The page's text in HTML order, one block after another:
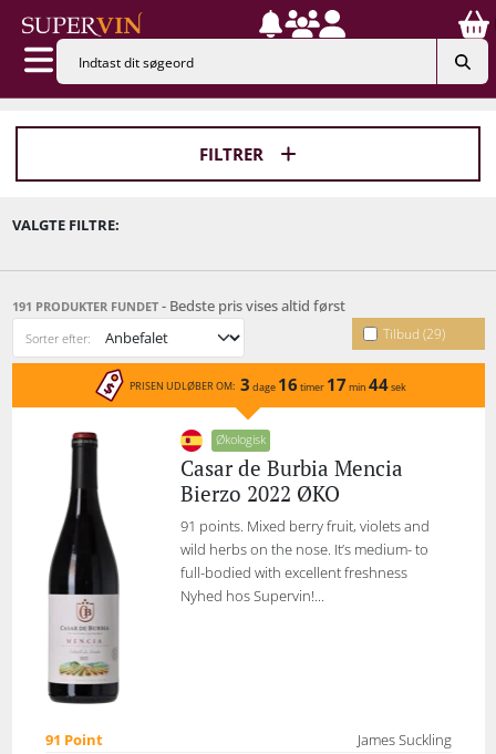
FILTRER
VALGTE FILTRE:
191 PRODUKTER FUNDET - Bedste pris vises altid først
Tilbud (29)
Sorter efter:
PRISEN UDLØBER OM: 3 dage 16 timer 17 min 44sek
Økologisk
Casar de Burbia Mencia
Bierzo 2022 ØKO
91 points. Mixed berry fruit, violets and
wild herbs on the nose. It’s medium- to
full-bodied with excellent freshness
Nyhed hos Supervin!...
91 Point
James Suckling